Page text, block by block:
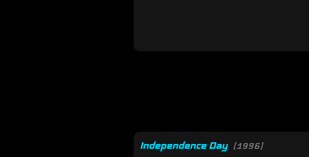
Independence Day [1996]